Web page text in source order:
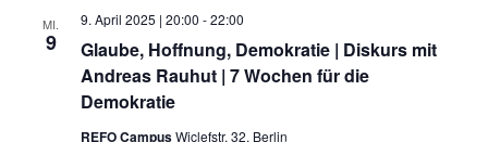
MI.
9
Glaube, Hoffnung, Demokratie | Diskurs mit
Andreas Rauhut | 7 Wochen für die
Demokratie
9. April 2025 | 20:00 -22:00
REFO CampusWiclefstr. 32, Berlin